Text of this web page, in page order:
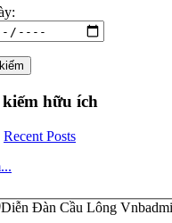
hữu ích
Recent Posts
Diễn Đàn Cầu Lông